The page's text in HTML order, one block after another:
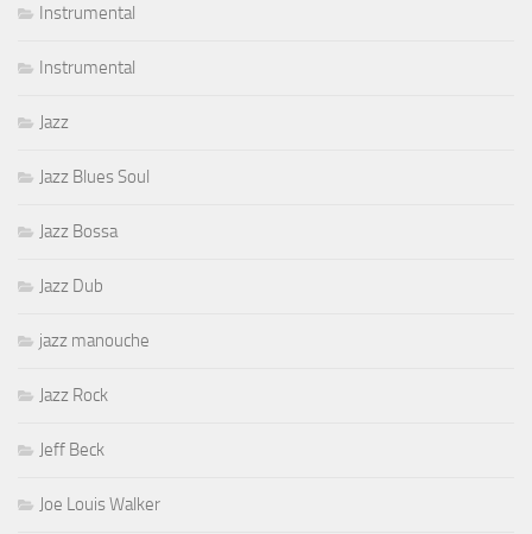
Instrumental
Instrumental
Jazz
Jazz Blues Soul
Jazz Bossa
Jazz Dub
jazz manouche
Jazz Rock
Jeff Beck
Joe Louis Walker